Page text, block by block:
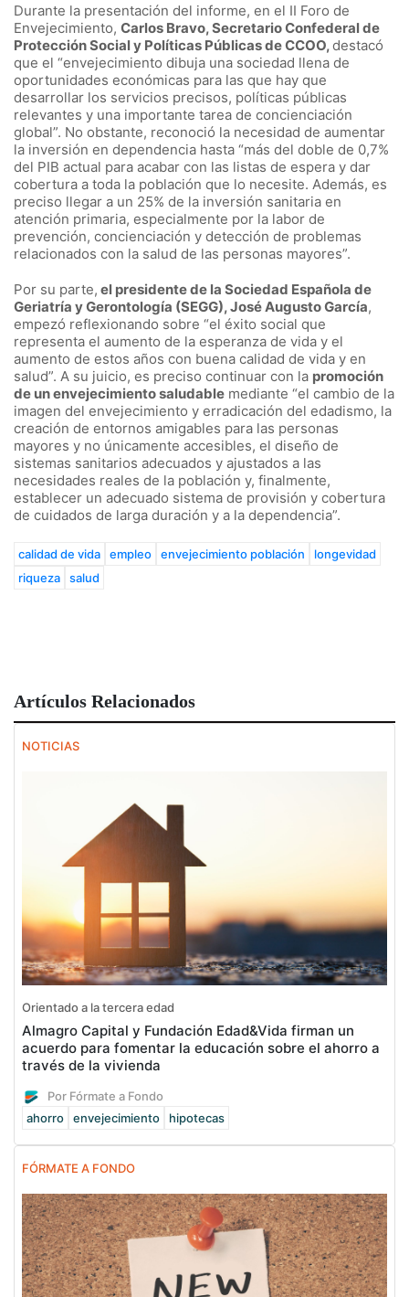
Durante la presentación del informe, en el II Foro de
Envejecimiento, Carlos Bravo, Secretario Confederal de
Protección Social y Políticas Públicas de CCOO,destacó
que el “envejecimiento dibuja una sociedad llena de
oportunidades económicas para las que hay que
desarrollar los servicios precisos, políticas públicas
relevantes y una importante tarea de concienciación
global”. No obstante, reconoció la necesidad de aumentar
la inversión en dependencia hasta “más del doble de 0,7%
del PIB actual para acabar con las listas de espera y dar
cobertura a toda la población que lo necesite. Además, es
preciso llegar a un 25% de la inversión sanitaria en
atención primaria, especialmente por la labor de
prevención, concienciación y detección de problemas
relacionados con la salud de las personas mayores”.
Por su parte, el presidente de la Sociedad Española de
Geriatría y Gerontología (SEGG), José Augusto García,
empezó reflexionando sobre “el éxito social que
representa el aumento de la esperanza de vida y el
aumento de estos años con buena calidad de vida y en
salud”. A su juicio, es preciso continuar con la promoción
de un envejecimiento saludable mediante “el cambio de la
imagen del envejecimiento y erradicación del edadismo, la
creación de entornos amigables para las personas
mayores y no únicamente accesibles, el diseño de
sistemas sanitarios adecuados y ajustados a las
necesidades reales de la población y, finalmente,
establecer un adecuado sistema de provisión y cobertura
de cuidados de larga duración y a la dependencia”.
calidad de vida empleo envejecimiento población
longevidad
riqueza
salud
Artículos Relacionados
NOTICIAS
Orientado a la tercera edad
Almagro Capital y Fundación Edad&Vida firman un
acuerdo para fomentar la educación sobre el ahorro a
través de la vivienda
Por Fórmate a Fondo
ahorro
envejecimiento hipotecas
FÓRMATE A FONDO